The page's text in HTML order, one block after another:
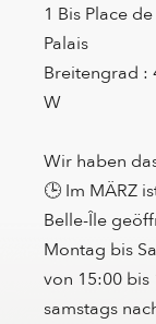
1 Bis Place
Palais
Breitengrad :
W
Wir haben
🕒 Im MÄRZ
Belle-Île
Montag bis
von 15:00 bis
samstags